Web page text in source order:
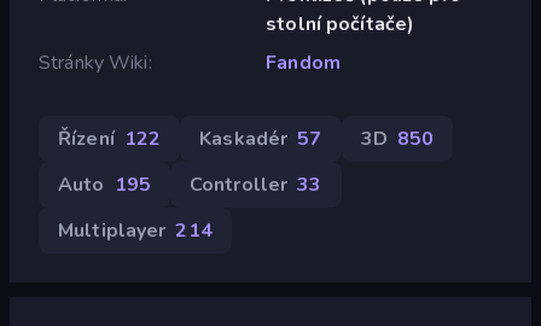
stolní počítače)
Stránky Wiki
Fandom
Řízení 122 Kaskadér 57 3D 850
Auto 195 Controller 33
Multiplayer 214